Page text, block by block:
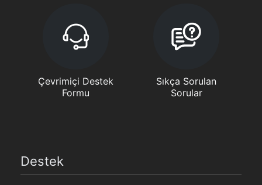
Çevrimiçi Destek
Formu
Sıkça Sorulan
Sorular
Destek